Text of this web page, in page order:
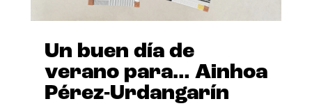
Un buen día de
verano para… Ainhoa
Pérez-Urdangarín